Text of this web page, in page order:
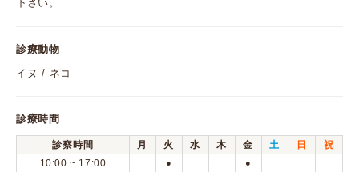
下さい。
診療動物
イヌ / ネコ
診療時間
診察時間 月 火 水 木 金 土 日
祝
10:00 ~ 17:00
● ●